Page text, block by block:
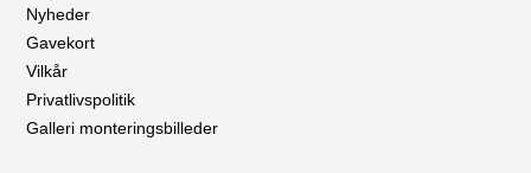
Nyheder
Gavekort
Vilkår
Privatlivspolitik
Galleri monteringsbilleder